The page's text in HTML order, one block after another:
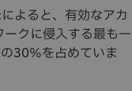
によると、有効なアカ
クに侵入する最も一
30%を占めていま